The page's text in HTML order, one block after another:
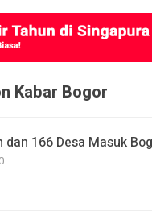
Kabar Bogor
dan 166 Desa Masuk